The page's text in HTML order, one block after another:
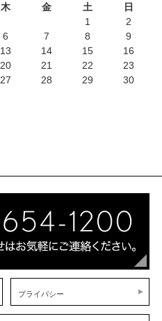
木 金 土 日
1
2
6 7 8
9
13 14 15
16
20 21 22
23
27 28 29
30
プライバシー